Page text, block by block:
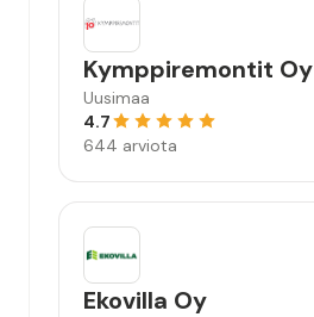
Kymppiremontit Oy
Uusimaa
4.7
644 arviota
Ekovilla Oy